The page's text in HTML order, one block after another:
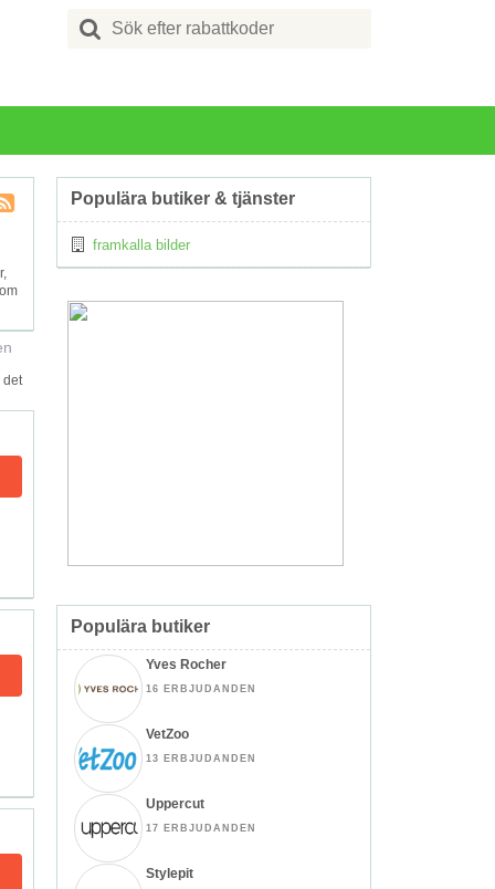
Search
for:
det
Populära butiker & tjänster
framkalla bilder
Populära butiker
Yves Rocher
16 ERBJUDANDEN
VetZoo
13 ERBJUDANDEN
Uppercut
17 ERBJUDANDEN
Stylepit